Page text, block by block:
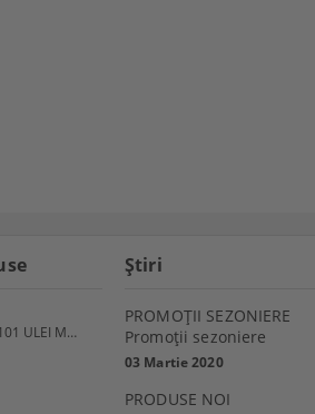
A000989970101 ULEI MOTOR 5W30 1L MERCEDES
Ştiri
PROMOŢII SEZONIERE
Promoţii sezoniere
03 Martie 2020
PRODUSE NOI